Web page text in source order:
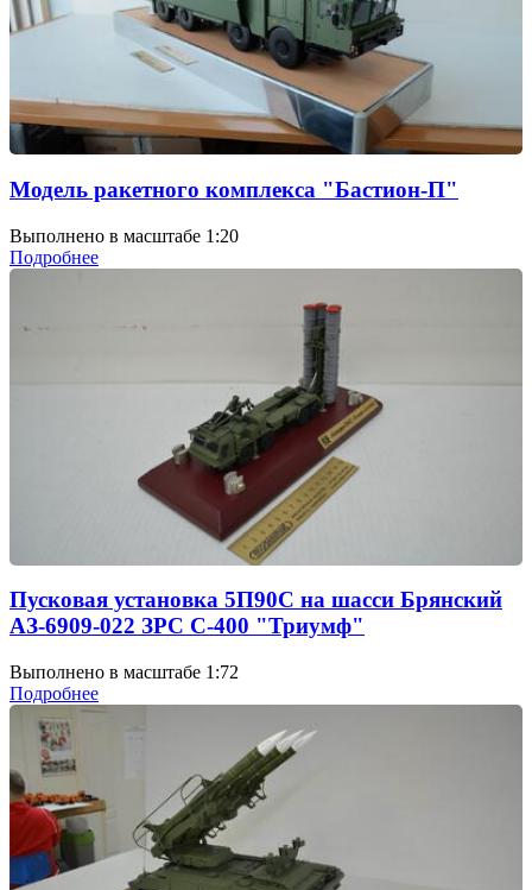
Модель ракетного комплекса "Бастион-П"
Выполнено в масштабе 1:20
Подробнее
Пусковая установка 5П90С на шасси Брянский
АЗ-6909-022 ЗРС С-400 "Триумф"
Выполнено в масштабе 1:72
Подробнее